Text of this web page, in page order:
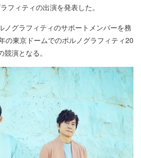
フィティの出演を発表した。
ノグラフィティのサポートメンバーを務
の東京ドームでのポルノグラフィティ20
演となる。